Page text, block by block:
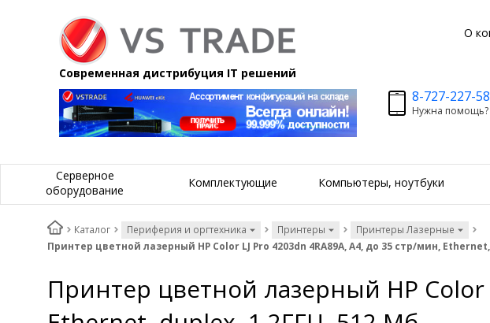
О
Современная дистрибуция IT решений
8-727-227-
Нужна помощь?
Серверное
оборудование
Комплектующие Компьютеры, ноутбуки
Каталог Периферия и оргтехника Принтеры
Принтеры Лазерные
Принтер цветной лазерный HP Color LJ Pro 4203dn 4RA89A, А4, до 35 стр/мин,
Принтер цветной лазерный HP Color